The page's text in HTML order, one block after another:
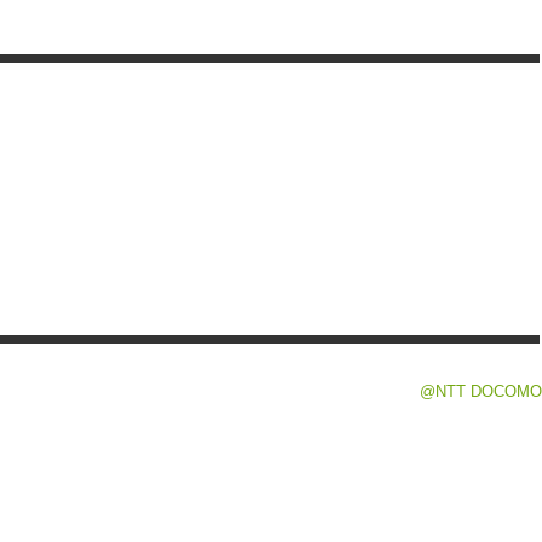
@NTT DOCOMO